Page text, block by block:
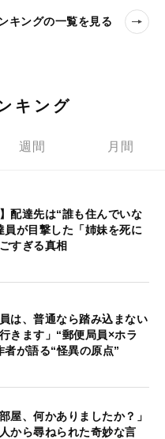
キングの一覧を見る
キング
週間 月間
配達先は“誰も住んでいな
が目撃した「姉妹を死に
すぎる真相
は、普通なら踏み込まない
きます」“郵便局員×ホラ
者が語る“怪異の原点”
屋、何かありましたか？」
から尋ねられた奇妙な言